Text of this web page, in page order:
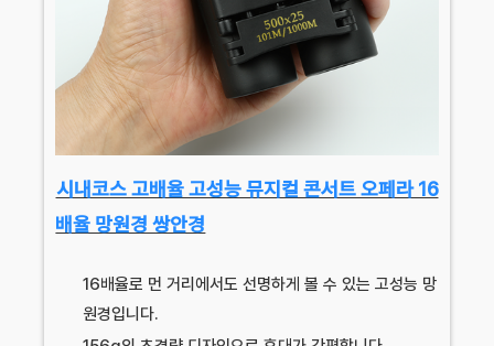
시내코스 고배율 고성능 뮤지컬 콘서트 오페라 16
배율 망원경 쌍안경
16배율로 먼 거리에서도 선명하게 볼 수 있는 고성능 망
원경입니다.